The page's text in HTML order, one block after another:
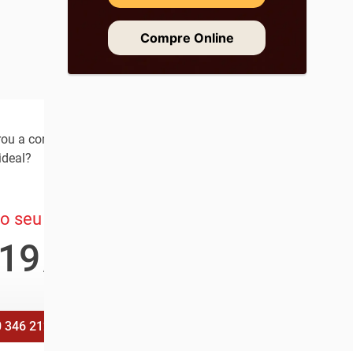
a combinação
seu Multi
/mês
2121
Compre Online